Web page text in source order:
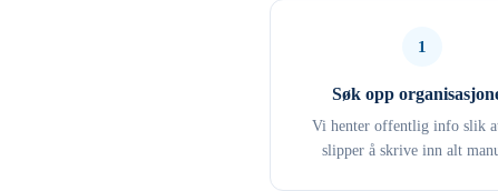
1
Søk opp
Vi henter offentlig info slik
slipper å skrive inn alt